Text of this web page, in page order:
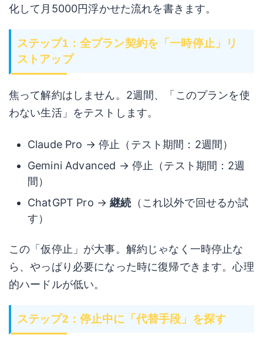
化して月5000円浮かせた流れを書きます。
ステップ1：全プラン契約を「一時停止」リ
ストアップ
焦って解約はしません。2週間、「このプランを使
わない生活」をテストします。
Claude Pro → 停止（テスト期間：2週間）
Gemini Advanced → 停止（テスト期間：2週
間）
ChatGPT Pro →継続 （これ以外で回せるか試
す）
この「仮停止」が大事。解約じゃなく一時停止な
ら、やっぱり必要になった時に復帰できます。心理
的ハードルが低い。
ステップ2：停止中に「代替手段」を探す